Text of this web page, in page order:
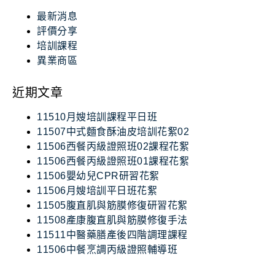
最新消息
評價分享
培訓課程
異業商區
近期文章
11510月嫂培訓課程平日班
11507中式麵食酥油皮培訓花絮02
11506西餐丙級證照班02課程花絮
11506西餐丙級證照班01課程花絮
11506嬰幼兒CPR研習花絮
11506月嫂培訓平日班花絮
11505腹直肌與筋膜修復研習花絮
11508產康腹直肌與筋膜修復手法
11511中醫藥膳產後四階調理課程
11506中餐烹調丙級證照輔導班